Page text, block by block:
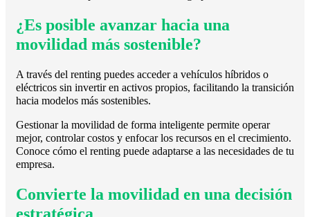
¿Es posible avanzar hacia una
movilidad más sostenible?
A través del renting puedes acceder a vehículos híbridos o
eléctricos sin invertir en activos propios, facilitando la transición
hacia modelos más sostenibles.
Gestionar la movilidad de forma inteligente permite operar
mejor, controlar costos y enfocar los recursos en el crecimiento.
Conoce cómo el renting puede adaptarse a las necesidades de tu
empresa.
Convierte la movilidad en una decisión
estratégica